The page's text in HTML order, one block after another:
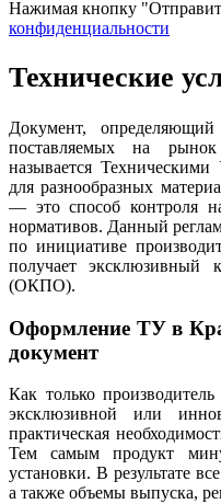
Нажимая кнопку
конфиденциальности
Технические
Документ,
поставляемых на
называется
для разнообразных
— это способ контроля
нормативов. Данный
по инициативе
получает эксклюзивный
(ОКПО).
Оформление ТУ в
документ
Как только
эксклюзивной или
практическая
Тем самым продукт
установки. В результате
а также объемы выпуска,